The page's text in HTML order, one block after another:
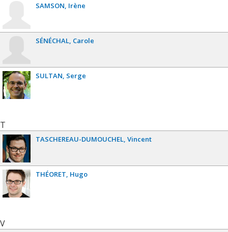
SAMSON Irène
SÉNÉCHAL Carole
SULTAN Serge
T
TASCHEREAU-DUMOUCHEL Vincent
THÉORET Hugo
V